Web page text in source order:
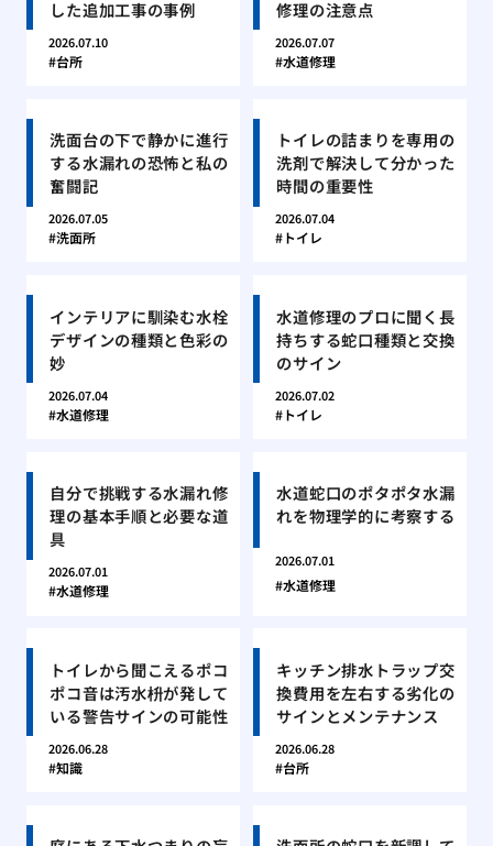
した追加工事の事例
2026.07.10
台所
修理の注意点
2026.07.07
水道修理
洗面台の下で静かに進行
する水漏れの恐怖と私の
奮闘記
2026.07.05
洗面所
トイレの詰まりを専用の
洗剤で解決して分かった
時間の重要性
2026.07.04
トイレ
インテリアに馴染む水栓
デザインの種類と色彩の
妙
2026.07.04
水道修理
水道修理のプロに聞く長
持ちする蛇口種類と交換
のサイン
2026.07.02
トイレ
自分で挑戦する水漏れ修
理の基本手順と必要な道
具
2026.07.01
水道修理
水道蛇口のポタポタ水漏
れを物理学的に考察する
2026.07.01
水道修理
トイレから聞こえるポコ
ポコ音は汚水枡が発して
いる警告サインの可能性
2026.06.28
知識
キッチン排水トラップ交
換費用を左右する劣化の
サインとメンテナンス
2026.06.28
台所